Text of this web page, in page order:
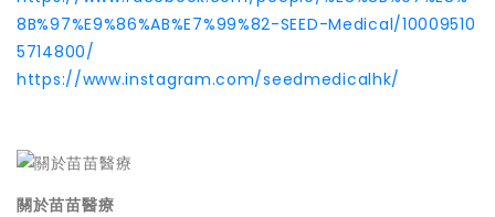
8B%97%E9%86%AB%E7%99%82-SEED-Medical/10009510
5714800/
https://www.instagram.com/seedmedicalhk/
關於苗苗醫療